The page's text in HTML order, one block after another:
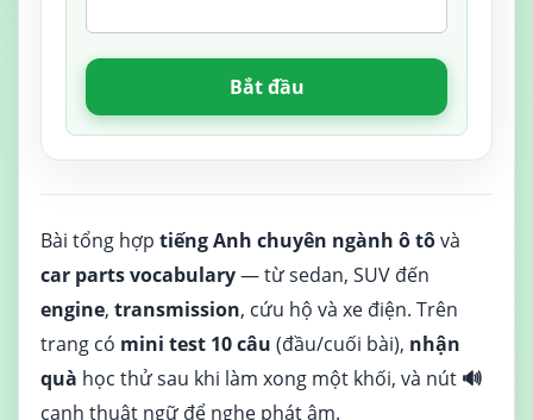
Bắt đầu
Bài tổng hợp tiếng Anh chuyên ngành ô tôvà
car parts vocabulary— từ sedan, SUV đến
engine, transmission, cứu hộ và xe điện. Trên
trang có mini test 10 câu (đầu/cuối bài), nhận
quà học thử sau khi làm xong một khối, và nút 🔊
cạnh thuật ngữ để nghe phát âm.